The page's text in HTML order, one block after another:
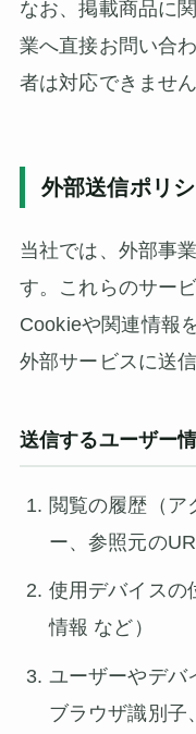
なお、掲載商品に
業へ直接お問い合
者は対応できませ
外部送信ポリ
当社では、外部事
す。これらのサー
Cookieや関連情報
外部サービスに送
送信するユーザー
閲覧の履歴（ア
ー、参照元の
使用デバイスの
情報 など）
ユーザーやデバ
ブラウザ識別子